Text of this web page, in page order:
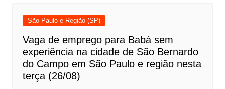
São Paulo e Região (SP)
Vaga de emprego para Babá sem
experiência na cidade de São Bernardo
do Campo em São Paulo e região nesta
terça (26/08)